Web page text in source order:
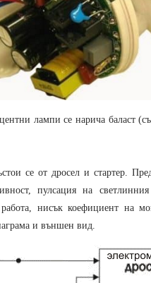
лампи се нарича баласт
се от дросел и стартер.
пулсация на
нисък коефициент на
и външен вид.